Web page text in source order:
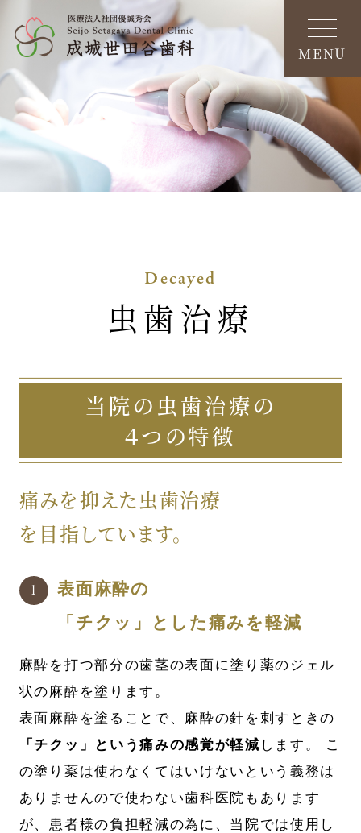
MENU
虫歯治療
当院の虫歯治療の
４つの特徴
痛みを抑えた虫歯治療
を目指しています。
表面麻酔の
「チクッ」とした痛みを軽減
麻酔を打つ部分の歯茎の表面に塗り薬のジェル
状の麻酔を塗ります。
表面麻酔を塗ることで、麻酔の針を刺すときの
「チクッ」という痛みの感覚が軽減 します。 こ
の塗り薬は使わなくてはいけないという義務は
ありませんので使わない歯科医院もあります
が、患者様の負担軽減の為に、当院では使用し